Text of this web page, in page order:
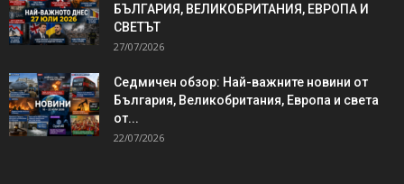
БЪЛГАРИЯ, ВЕЛИКОБРИТАНИЯ, ЕВРОПА И
СВЕТЪТ
27/07/2026
Седмичен обзор: Най-важните новини от
България, Великобритания, Европа и света
от...
22/07/2026